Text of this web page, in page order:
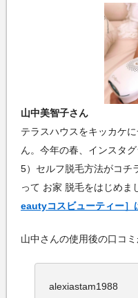
山中美智子さん
テラスハウスをキッカケ
ん。今年の春、インスタ
5）セルフ脱毛方法がコチ
って お家 脱毛をはじめま
eautyコスビューティー］
山中さんの使用後の口コ
alexiastam1988